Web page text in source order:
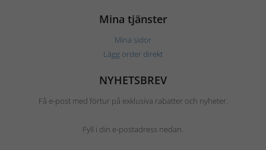
Mina tjänster
Mina sidor
Lägg order direkt
NYHETSBREV
Få e-post med förtur på exklusiva rabatter och nyheter.
Fyll i din e-postadress nedan.